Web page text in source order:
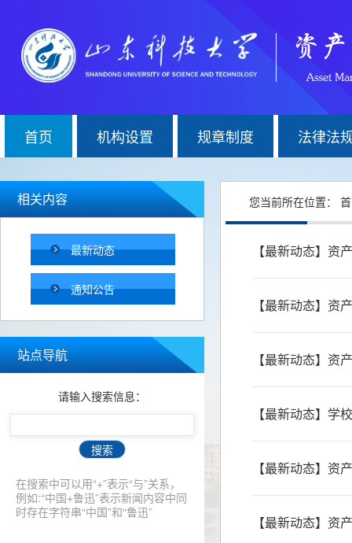
首页 机构设置 规章制度 法律法
相关内容
最新动态
通知公告
站点导航
请输入搜索信息：
搜索
在搜索中可以用“+”表示“与”关系，
例如:“中国+鲁迅”表示新闻内容中同
时存在字符串“中国”和“鲁迅”
您当前所在位置：
【最新动态】资
【最新动态】资
【最新动态】资
【最新动态】学
【最新动态】资
【最新动态】资